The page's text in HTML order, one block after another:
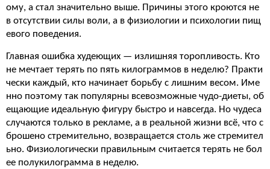
ому, а стал значительно выше. Причины этого кроются не
в отсутствии силы воли, а в физиологии и психологии пищ
евого поведения.
Главная ошибка худеющих — излишняя торопливость. Кто
не мечтает терять по пять килограммов в неделю? Практи
чески каждый, кто начинает борьбу с лишним весом. Име
нно поэтому так популярны всевозможные чудо-диеты, об
ещающие идеальную фигуру быстро и навсегда. Но чудеса
случаются только в рекламе, а в реальной жизни всё, что с
брошено стремительно, возвращается столь же стремител
ьно. Физиологически правильным считается терять не бол
ее полукилограмма в неделю.